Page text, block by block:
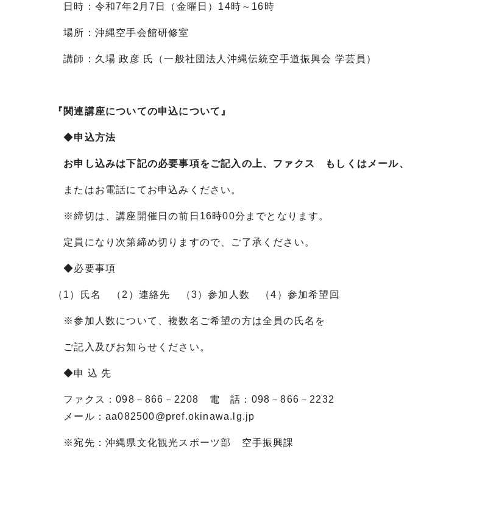
日時：令和7年2月7日（金曜日）14時～16時
場所：沖縄空手会館研修室
講師：久場 政彦 氏（一般社団法人沖縄伝統空手道振興会 学芸員）
『関連講座についての申込について』
◆申込方法
お申し込みは下記の必要事項をご記入の上、ファクス もしくはメール、
またはお電話にてお申込みください。
※締切は、講座開催日の前日16時00分までとなります。
定員になり次第締め切りますので、ご了承ください。
◆必要事項
（1）氏名 （2）連絡先 （3）参加人数 （4）参加希望回
※参加人数について、複数名ご希望の方は全員の氏名を
ご記入及びお知らせください。
◆申 込 先
ファクス：098－866－2208 電 話：098－866－2232
メール：aa082500@pref.okinawa.lg.jp
※宛先：沖縄県文化観光スポーツ部 空手振興課